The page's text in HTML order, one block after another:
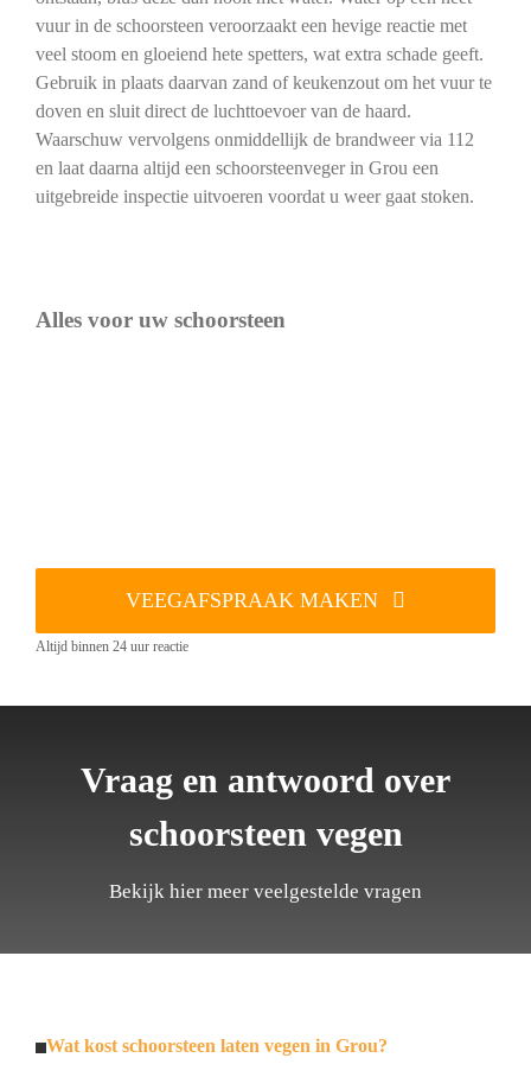
vuur in de schoorsteen veroorzaakt een hevige reactie met
veel stoom en gloeiend hete spetters, wat extra schade geeft.
Gebruik in plaats daarvan zand of keukenzout om het vuur te
doven en sluit direct de luchttoevoer van de haard.
Waarschuw vervolgens onmiddellijk de brandweer via 112
en laat daarna altijd een schoorsteenveger in Grou een
uitgebreide inspectie uitvoeren voordat u weer gaat stoken.
Alles voor uw schoorsteen
VEEGAFSPRAAK MAKEN
Altijd binnen 24 uur reactie
Vraag en antwoord over
schoorsteen vegen
Bekijk hier meer veelgestelde vragen
Wat kost schoorsteen laten vegen in Grou?